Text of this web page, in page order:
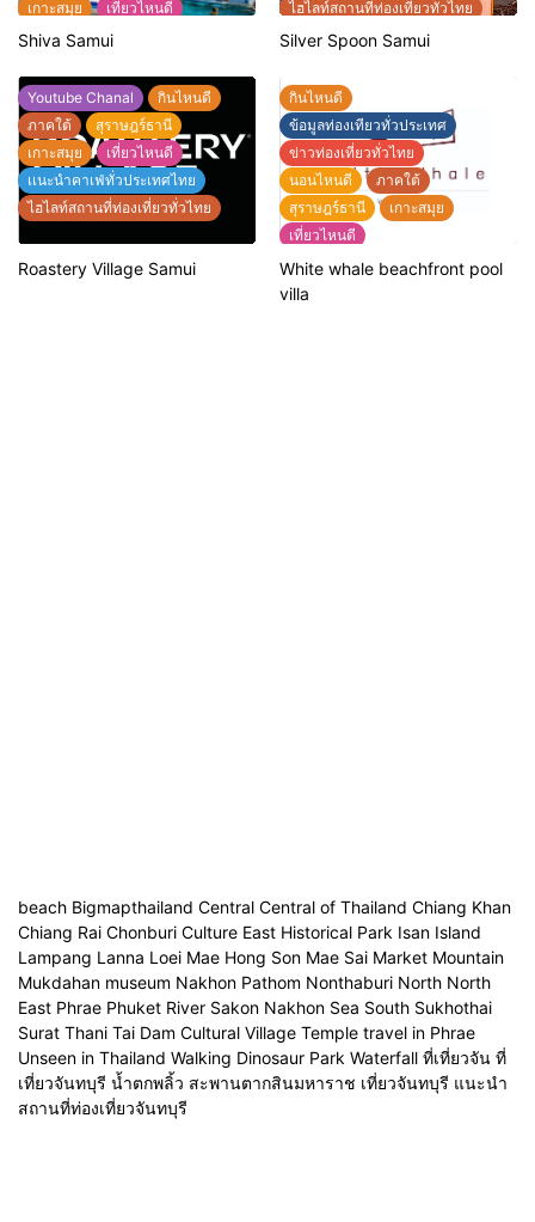
เกาะสมุย
เที่ยวไหนดี
แนะนำที่พักทั่วประเทศไทย
ไฮไลท์สถานที่ท่องเที่ยวทั่วไทย
Shiva Samui
ไฮไลท์สถานที่ท่องเที่ยวทั่วไทย
Silver Spoon Samui
Youtube Chanal
กินไหนดี
ภาคใต้
สุราษฎร์ธานี
เกาะสมุย
เที่ยวไหนดี
เเนะนำคาเฟ่ทั่วประเทศไทย
ไฮไลท์สถานที่ท่องเที่ยวทั่วไทย
Roastery Village Samui
กินไหนดี
ข้อมูลท่องเทียวทั่วประเทศ
ข่าวท่องเที่ยวทั่วไทย
นอนไหนดี
ภาคใต้
สุราษฎร์ธานี
เกาะสมุย
เที่ยวไหนดี
แนะนำที่พักทั่วประเทศไทย
แนะนำร้านอาหารทั่วประเทศ
White whale beachfront pool
villa
beach Bigmapthailand Central Central of Thailand Chiang Khan
Chiang Rai Chonburi Culture East Historical Park Isan Island
Lampang Lanna Loei Mae Hong Son Mae Sai Market Mountain
Mukdahan museum Nakhon Pathom Nonthaburi North North
East Phrae Phuket River Sakon Nakhon Sea South Sukhothai
Surat Thani Tai Dam Cultural Village Temple travel in Phrae
Unseen in Thailand Walking Dinosaur Park Waterfall ที่เที่ยวจัน ที่
เที่ยวจันทบุรี น้ำตกพลิ้ว สะพานตากสินมหาราช เที่ยวจันทบุรี แนะนำ
สถานที่ท่องเที่ยวจันทบุรี